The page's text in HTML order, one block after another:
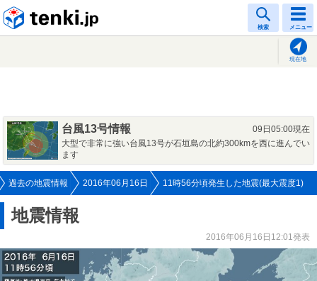
検索 メニュー
現在地
台風13号情報
09日05:00現在
大型で非常に強い台風13号が石垣島の北約300kmを西に進んでい
ます
過去の地震情報 2016年06月16日 11時56分頃発生した地震(最大震度1)
地震情報
2016年06月16日12:01発表